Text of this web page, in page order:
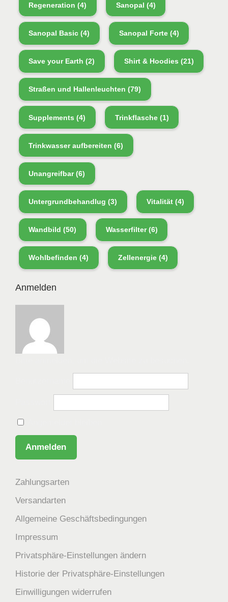
Regeneration (4) Sanopal (4)
Sanopal Basic (4) Sanopal Forte(4)
Save your Earth (2) Shirt & Hoodies (21)
Straßen und Hallenleuchten (79)
Supplements (4) Trinkflasche(1)
Trinkwasser aufbereiten (6)
Unangreifbar(6)
Untergrundbehandlug (3) Vitalität(4)
Wandbild (50) Wasserfilter(6)
Wohlbefinden (4) Zellenergie(4)
Anmelden
Zahlungsarten
Versandarten
Allgemeine Geschäftsbedingungen
Impressum
Privatsphäre-Einstellungen ändern
Historie der Privatsphäre-Einstellungen
Einwilligungen widerrufen